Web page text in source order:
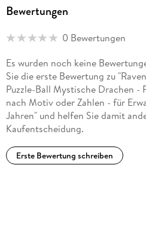
Bewertungen
0 Bewertungen
Es wurden noch keine
Sie die erste Bewertung zu
Puzzle-Ball Mystische Drachen -
nach Motiv oder Zahlen - für
Jahren" und helfen Sie damit
Kaufentscheidung.
Erste Bewertung schreiben